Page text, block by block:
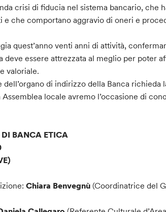
crisi di fiducia nel sistema bancario, che
e che comportano aggravio di oneri e
quest’anno venti anni di attività,
deve essere attrezzata al meglio per poter
valoriale.
di indirizzo della Banca richieda
locale avremo l’occasione di
DI BANCA ETICA
Chiara Benvegnù (Coordinatrice del